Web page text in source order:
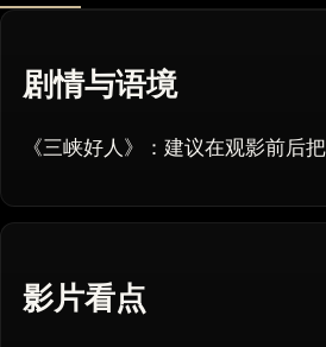
剧情与语境
《三峡好人》：建议在观影前后
影片看点